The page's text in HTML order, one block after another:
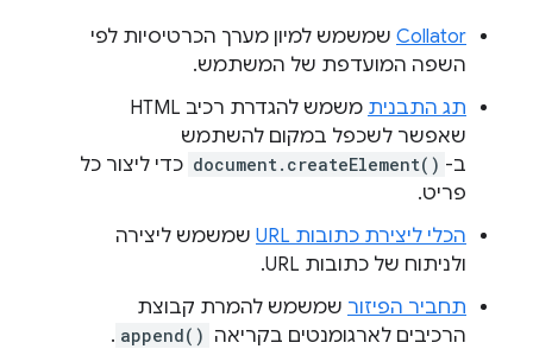
Collator שמשמש למיון מערך הכרטיסיות לפי
השפה המועדפת של המשתמש.
תג התבנית
משמש להגדרת רכיב HTML
שאפשר לשכפל במקום להשתמש
ב- document.createElement() כדי ליצור כל
פריט.
הכלי ליצירת כתובות URL
שמשמש ליצירה
ולניתוח של כתובות URL.
תחביר הפיזור שמשמש להמרת קבוצת
הרכיבים לארגומנטים בקריאה append()
.